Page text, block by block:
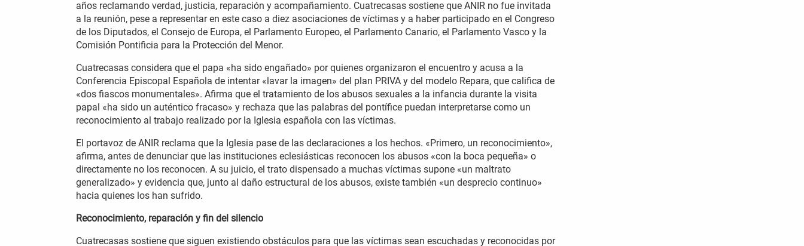
años reclamando verdad, justicia, reparación y acompañamiento. Cuatrecasas sostiene que ANIR no fue invitada
a la reunión, pese a representar en este caso a diez asociaciones de víctimas y a haber participado en el Congreso
de los Diputados, el Consejo de Europa, el Parlamento Europeo, el Parlamento Canario, el Parlamento Vasco y la
Comisión Pontificia para la Protección del Menor.
Cuatrecasas considera que el papa «ha sido engañado» por quienes organizaron el encuentro y acusa a la
Conferencia Episcopal Española de intentar «lavar la imagen» del plan PRIVA y del modelo Repara, que califica de
«dos fiascos monumentales». Afirma que el tratamiento de los abusos sexuales a la infancia durante la visita
papal «ha sido un auténtico fracaso» y rechaza que las palabras del pontífice puedan interpretarse como un
reconocimiento al trabajo realizado por la Iglesia española con las víctimas.
El portavoz de ANIR reclama que la Iglesia pase de las declaraciones a los hechos. «Primero, un reconocimiento»,
afirma, antes de denunciar que las instituciones eclesiásticas reconocen los abusos «con la boca pequeña» o
directamente no los reconocen. A su juicio, el trato dispensado a muchas víctimas supone «un maltrato
generalizado» y evidencia que, junto al daño estructural de los abusos, existe también «un desprecio continuo»
hacia quienes los han sufrido.
Reconocimiento, reparación y fin del silencio
Cuatrecasas sostiene que siguen existiendo obstáculos para que las víctimas sean escuchadas y reconocidas por